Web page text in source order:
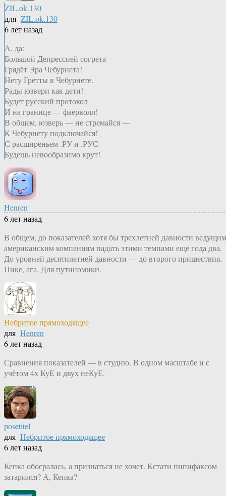
ZIL.ok.130
для ZIL.ok.130
6 лет назад
А, да:
Большой Депрессией согрета —
Грядёт Эра Чебурнета!
Нету Гретты в Чебурнете.
Рады юзвери как дети!
Будет русский протокол
И на границе — фаерволл!
В общем, юзверь — не стремайся —
К Чебурнету подключайся!
С расширеньем .РУ и .РУС
Будешь невообразимо крут!
Henren
6 лет назад
В общем, до показателей хотя бы трехлетней давности ведущим
американским компаниям падать этими темпами еще года два.
До уровней десятилетней давности — до второго пришествия.
Пике, ага. Для путиномики.
Небритое прямоходящее
для Henren
6 лет назад
Сравнения показателей — в студию. В одном масштабе и с
учётом 4х КуЕ и двух неКуЕ.
posetitel
для Небритое прямоходящее
6 лет назад
Кепка обосралась, а признаться не хочет. Кстати пипифаксом
затарился? А, Кепка?